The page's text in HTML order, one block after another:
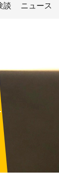
談 ニュース